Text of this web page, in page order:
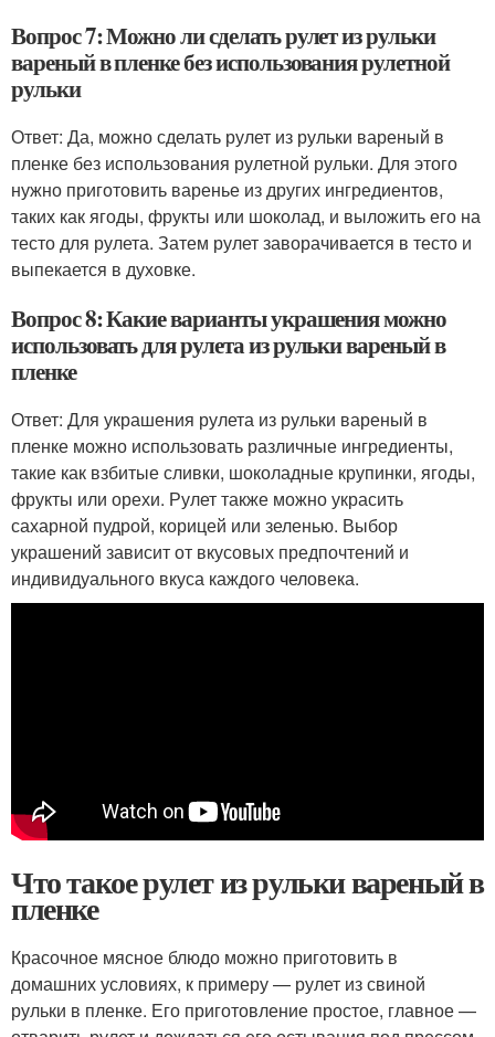
Вопрос 7: Можно ли сделать рулет из рульки
вареный в пленке без использования рулетной
рульки
Ответ: Да, можно сделать рулет из рульки вареный в
пленке без использования рулетной рульки. Для этого
нужно приготовить варенье из других ингредиентов,
таких как ягоды, фрукты или шоколад, и выложить его на
тесто для рулета. Затем рулет заворачивается в тесто и
выпекается в духовке.
Вопрос 8: Какие варианты украшения можно
использовать для рулета из рульки вареный в
пленке
Ответ: Для украшения рулета из рульки вареный в
пленке можно использовать различные ингредиенты,
такие как взбитые сливки, шоколадные крупинки, ягоды,
фрукты или орехи. Рулет также можно украсить
сахарной пудрой, корицей или зеленью. Выбор
украшений зависит от вкусовых предпочтений и
индивидуального вкуса каждого человека.
Что такое рулет из рульки вареный в
пленке
Красочное мясное блюдо можно приготовить в
домашних условиях, к примеру — рулет из свиной
рульки в пленке. Его приготовление простое, главное —